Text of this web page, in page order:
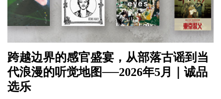
跨越边界的感官盛宴，从部落古谣到当
代浪漫的听觉地图──2026年5月｜诚品
选乐